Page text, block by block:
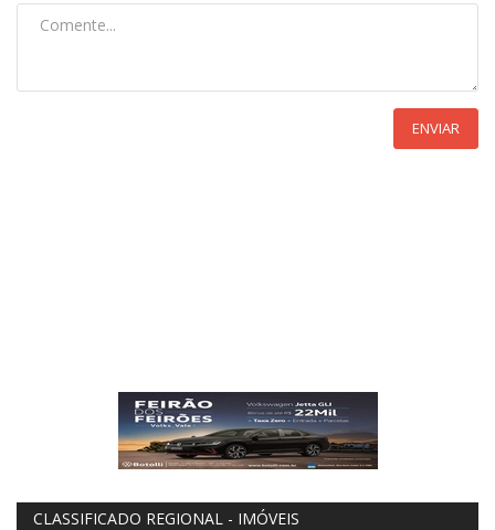
ENVIAR
CLASSIFICADO REGIONAL - IMÓVEIS